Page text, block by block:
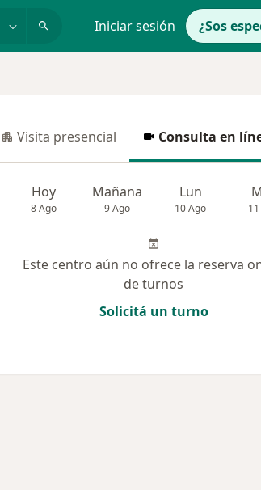
Iniciar sesión ¿Sos
Visita presencial
Visita presencial Consulta en
Consulta en
Hoy
8 Ago
Mañana
9 Ago
Lun
10 Ago
Este centro aún no ofrece la reserva
de turnos
Solicitá un turno